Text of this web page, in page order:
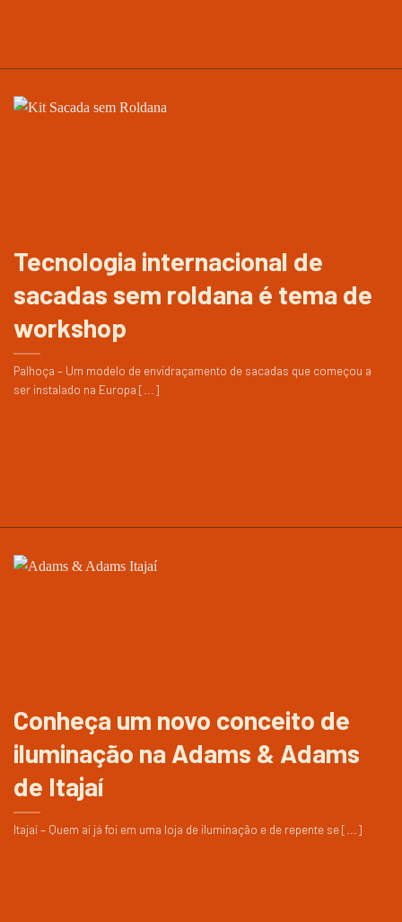
Tecnologia internacional de
sacadas sem roldana é tema de
workshop
Palhoça – Um modelo de envidraçamento de sacadas que começou a
ser instalado na Europa [...]
Conheça um novo conceito de
iluminação na Adams & Adams
de Itajaí
Itajaí – Quem aí já foi em uma loja de iluminação e de repente se [...]